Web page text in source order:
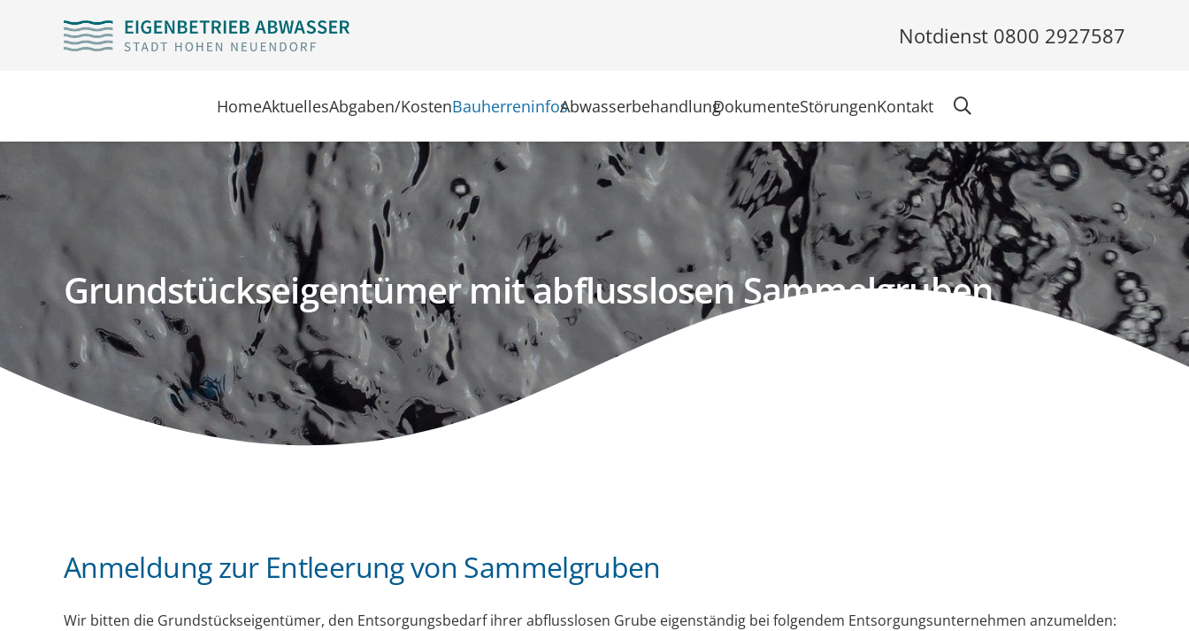
Notdienst 0800 2927587
HomeAktuellesAbgaben/KostenBauherreninfosAbwasserbehandlungDokumenteStörungenKontakt
Grundstückseigentümer mit abflusslosen Sammelgruben
Anmeldung zur Entleerung von Sammelgruben
Wir bitten die Grundstückseigentümer, den Entsorgungsbedarf ihrer abflusslosen Grube eigenständig bei folgendem Entsorgungsunternehmen anzumelden: